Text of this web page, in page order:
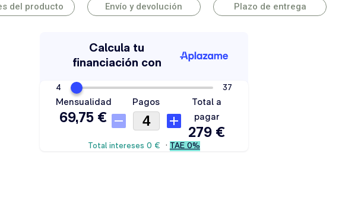
del producto Envío y devolución Plazo de entrega